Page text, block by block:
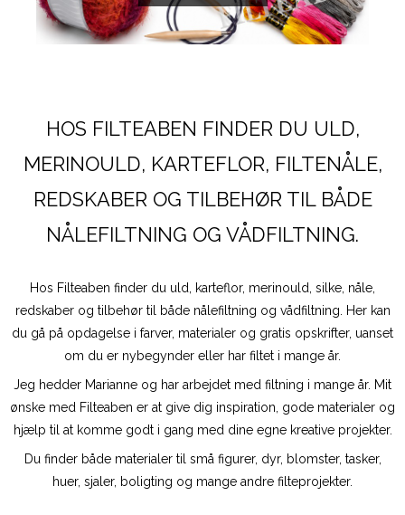
HOS FILTEABEN FINDER DU ULD,
MERINOULD, KARTEFLOR, FILTENÅLE,
REDSKABER OG TILBEHØR TIL BÅDE
NÅLEFILTNING OG VÅDFILTNING.
Hos Filteaben finder du uld, karteflor, merinould, silke, nåle,
redskaber og tilbehør til både nålefiltning og vådfiltning. Her kan
du gå på opdagelse i farver, materialer og gratis opskrifter, uanset
om du er nybegynder eller har filtet i mange år.
Jeg hedder Marianne og har arbejdet med filtning i mange år. Mit
ønske med Filteaben er at give dig inspiration, gode materialer og
hjælp til at komme godt i gang med dine egne kreative projekter.
Du finder både materialer til små figurer, dyr, blomster, tasker,
huer, sjaler, boligting og mange andre filteprojekter.